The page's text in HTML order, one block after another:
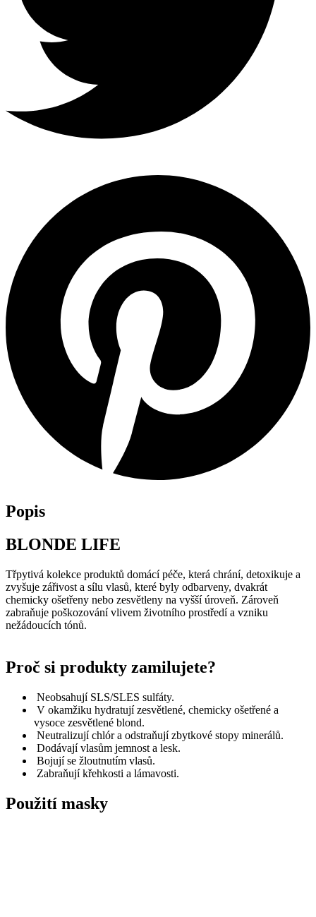
Popis
BLONDE LIFE
Třpytivá kolekce produktů domácí péče, která chrání, detoxikuje a
zvyšuje zářivost a sílu vlasů, které byly odbarveny, dvakrát
chemicky ošetřeny nebo zesvětleny na vyšší úroveň. Zároveň
zabraňuje poškozování vlivem životního prostředí a vzniku
nežádoucích tónů.
Proč si produkty zamilujete?
Neobsahují SLS/SLES sulfáty.
V okamžiku hydratují zesvětlené, chemicky ošetřené a
vysoce zesvětlené blond.
Neutralizují chlór a odstraňují zbytkové stopy minerálů.
Dodávají vlasům jemnost a lesk.
Bojují se žloutnutím vlasů.
Zabraňují křehkosti a lámavosti.
Použití masky